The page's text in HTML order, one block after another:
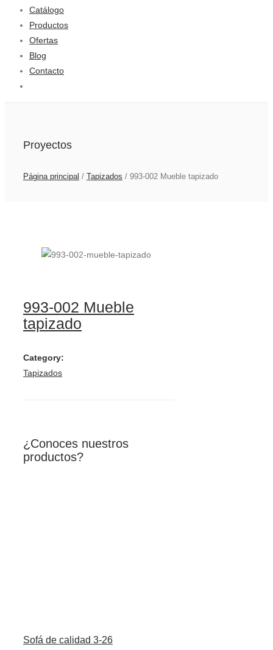
Catálogo
Productos
Ofertas
Blog
Contacto
Proyectos
Página principal / Tapizados / 993-002 Mueble tapizado
993-002 Mueble
tapizado
Category:
Tapizados
¿Conoces nuestros
productos?
Sofá de calidad 3-26